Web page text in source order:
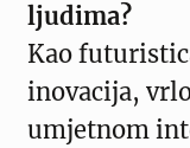
ljudima?
Kao
inovacija,
umjetnom